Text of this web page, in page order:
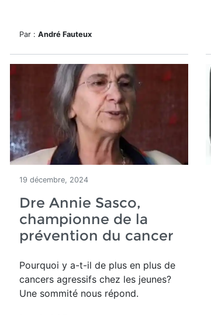
Par : André Fauteux
19 décembre, 2024
Dre Annie Sasco,
championne de la
prévention du cancer
Pourquoi y a-t-il de plus en plus de
cancers agressifs chez les jeunes?
Une sommité nous répond.